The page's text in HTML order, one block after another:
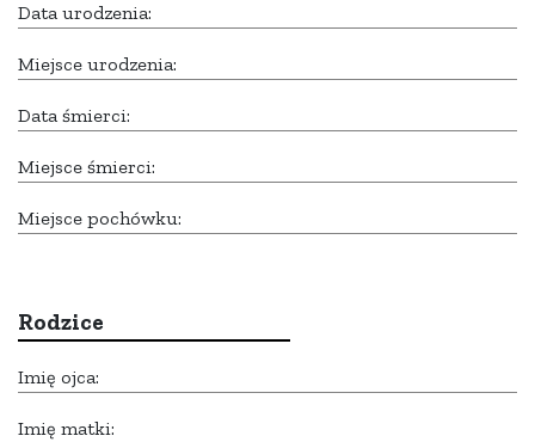
Data urodzenia:
Miejsce urodzenia:
Data śmierci:
Miejsce śmierci:
Miejsce pochówku:
Rodzice
Imię ojca:
Imię matki: